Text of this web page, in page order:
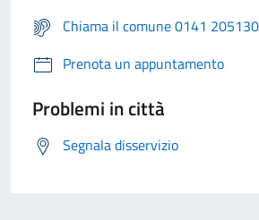
Chiama il comune 0141 205130
Prenota un appuntamento
Problemi in città
Segnala disservizio